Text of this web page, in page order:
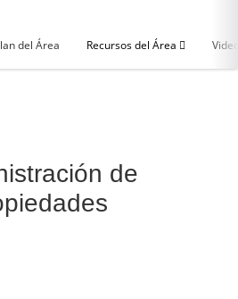
del Área Recursos del Área
de